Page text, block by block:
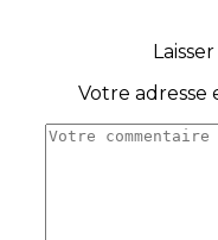
Votre adresse